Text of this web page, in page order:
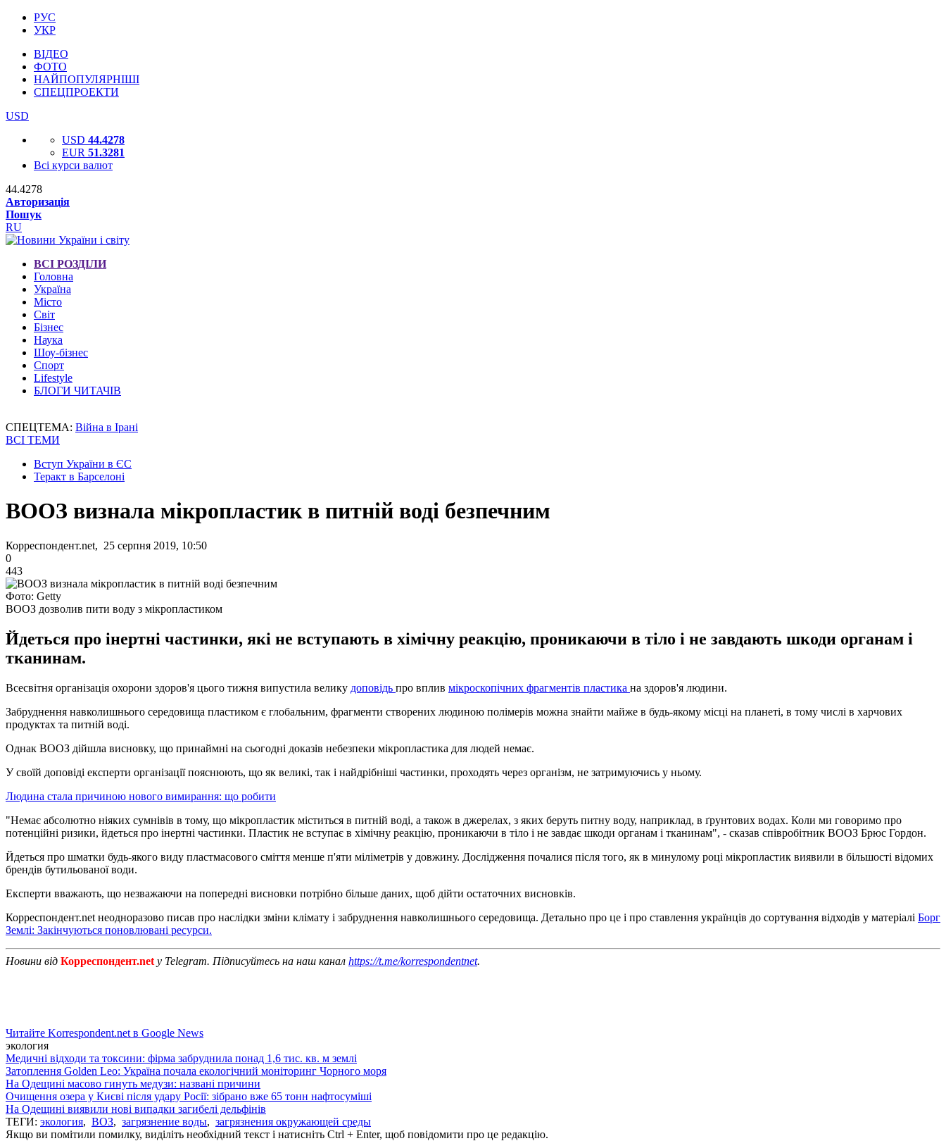
РУС
УКР
ВІДЕО
ФОТО
НАЙПОПУЛЯРНІШІ
СПЕЦПРОЕКТИ
USD
USD 44.4278
EUR 51.3281
Всі курси валют
44.4278
Авторизація
Пошук
RU
ВСІ РОЗДІЛИ
Головна
Україна
Місто
Світ
Бізнес
Наука
Шоу-бізнес
Спорт
Lifestyle
БЛОГИ ЧИТАЧІВ
СПЕЦТЕМА: Війна в Ірані
ВСІ ТЕМИ
Вступ України в ЄС
Теракт в Барселоні
ВООЗ визнала мікропластик в питній воді безпечним
Корреспондент.net, 25 серпня 2019, 10:50
0
443
Фото: Getty
ВООЗ дозволив пити воду з мікропластиком
Йдеться про інертні частинки, які не вступають в хімічну реакцію, проникаючи в тіло і не завдають шкоди органам і
тканинам.
Всесвітня організація охорони здоров'я цього тижня випустила велику доповідь про вплив мікроскопічних фрагментів пластика на здоров'я людини.
Забруднення навколишнього середовища пластиком є ​​глобальним, фрагменти створених людиною полімерів можна знайти майже в будь-якому місці на планеті, в тому числі в харчових
продуктах та питній воді.
Однак ВООЗ дійшла висновку, що принаймні на сьогодні доказів небезпеки мікропластика для людей немає.
У своїй доповіді експерти організації пояснюють, що як великі, так і найдрібніші частинки, проходять через організм, не затримуючись у ньому.
Людина стала причиною нового вимирання: що робити
"Немає абсолютно ніяких сумнівів в тому, що мікропластик міститься в питній воді, а також в джерелах, з яких беруть питну воду, наприклад, в ґрунтових водах. Коли ми говоримо про
потенційні ризики, йдеться про інертні частинки. Пластик не вступає в хімічну реакцію, проникаючи в тіло і не завдає шкоди органам і тканинам", - сказав співробітник ВООЗ Брюс Гордон.
Йдеться про шматки будь-якого виду пластмасового сміття менше п'яти міліметрів у довжину. Дослідження почалися після того, як в минулому році мікропластик виявили в більшості відомих
брендів бутильованої води.
Експерти вважають, що незважаючи на попередні висновки потрібно більше даних, щоб дійти остаточних висновків.
Корреспондент.net неодноразово писав про наслідки зміни клімату і забруднення навколишнього середовища. Детально про це і про ставлення українців до сортування відходів у матеріалі Борг
Землі: Закінчуються поновлювані ресурси.
Новини від Корреспондент.net у Telegram. Підписуйтесь на наш канал https://t.me/korrespondentnet.
Читайте Korrespondent.net в Google News
экология
Медичні відходи та токсини: фірма забруднила понад 1,6 тис. кв. м землі
Затоплення Golden Leo: Україна почала екологічний моніторинг Чорного моря
На Одещині масово гинуть медузи: названі причини
Очищення озера у Києві після удару Росії: зібрано вже 65 тонн нафтосуміші
На Одещині виявили нові випадки загибелі дельфінів
ТЕГИ: экология, ВОЗ, загрязнение воды, загрязнения окружающей среды
Якщо ви помітили помилку, виділіть необхідний текст і натисніть Ctrl + Enter, щоб повідомити про це редакцію.